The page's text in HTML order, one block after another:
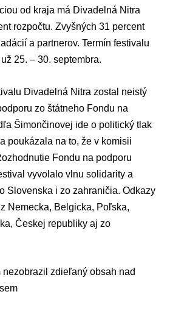
od kraja má Divadelná Nitra
rozpočtu. Zvyšných 31 percent
a partnerov. Termín festivalu
25. – 30. septembra.
Divadelná Nitra zostal neistý
zo štátneho Fondu na
Šimončinovej ide o politický tlak
poukázala na to, že v komisii
Fondu na podporu
vyvolalo vlnu solidarity a
Slovenska i zo zahraničia. Odkazy
Nemecka, Belgicka, Poľska,
Českej republiky aj zo
nezobrazil zdieľaný obsah nad